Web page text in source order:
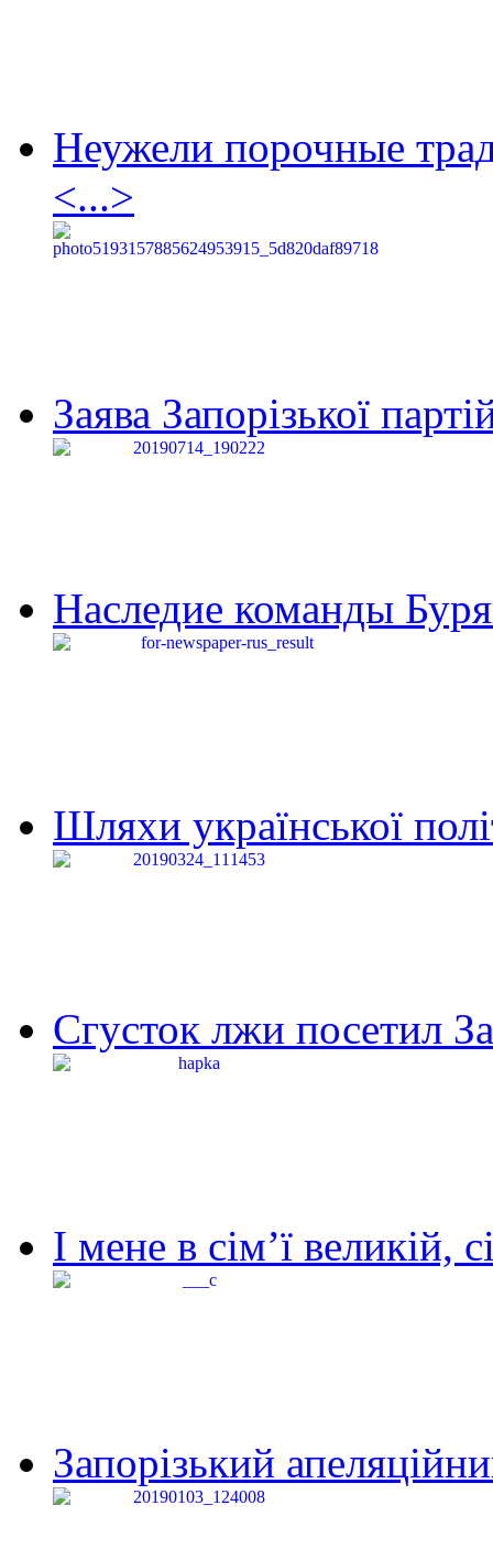
Неужели порочные
<...>
Заява Запорізької
Наследие команды
Шляхи української
Сгусток лжи посетил
І мене в сім’ї великій,
Запорізький